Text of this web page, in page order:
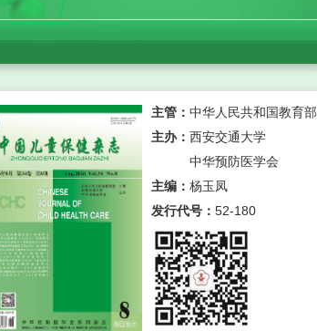
主管： 中华人民共和国教育部
主办： 西安交通大学
中华预防医学会
主编： 杨玉凤
发行代号： 52-180
祝贺我刊5位编委专家入选2025年终身科学影响
力榜单，22位编委专家入选2024年度科学影响力
榜单
《中国儿童保健杂志》2026年出刊计划